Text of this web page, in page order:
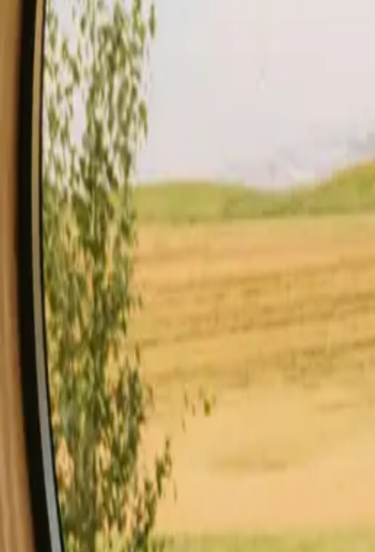
SoggiornoCompra un regalo. inizia ad ospitare
DescrizioneServiziRegole e Sicurezza
Controlla disponibilità